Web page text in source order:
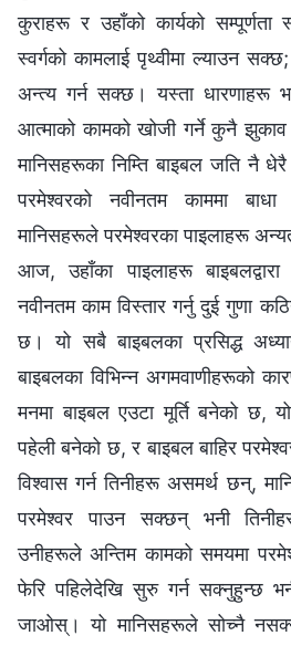
कुराहरू र उहाँको कार्यको सम्पूर्णता
स्वर्गको कामलाई पृथ्वीमा ल्याउन
अन्त्य गर्न सक्छ। यस्ता धारणाहरू
आत्माको कामको खोजी गर्ने कुनै
मानिसहरूका निम्ति बाइबल जति नै
परमेश्‍वरको नवीनतम काममा
मानिसहरूले परमेश्‍वरका पाइलाहरू
आज, उहाँका पाइलाहरू
नवीनतम काम विस्तार गर्नु दुई गुणा
छ। यो सबै बाइबलका प्रसिद्ध
बाइबलका विभिन्न अगमवाणीहरूको
मनमा बाइबल एउटा मूर्ति बनेको छ,
पहेली बनेको छ, र बाइबल बाहिर
विश्‍वास गर्न तिनीहरू असमर्थ छन्,
परमेश्‍वर पाउन सक्छन् भनी
उनीहरूले अन्तिम कामको समयमा
फेरि पहिलेदेखि सुरु गर्न सक्नुहुन्छ
जाओस्। यो मानिसहरूले सोच्नै